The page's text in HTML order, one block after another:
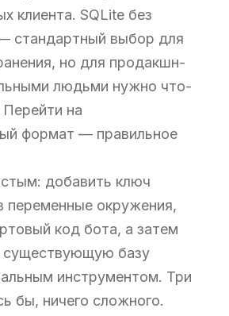
клиента. SQLite без
стандартный выбор для
но для продакшн-
людьми нужно что-
на
формат — правильное
добавить ключ
переменные окружения,
код бота, а затем
существующую базу
инструментом. Три
бы, ничего сложного.